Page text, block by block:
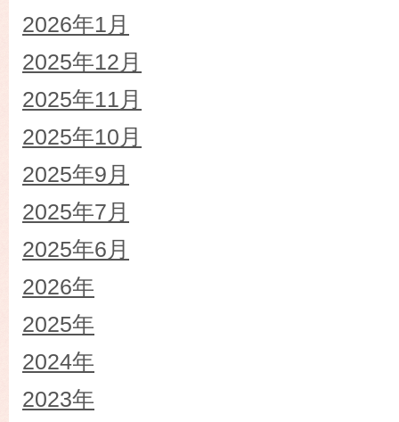
2026年1月
2025年12月
2025年11月
2025年10月
2025年9月
2025年7月
2025年6月
2026年
2025年
2024年
2023年